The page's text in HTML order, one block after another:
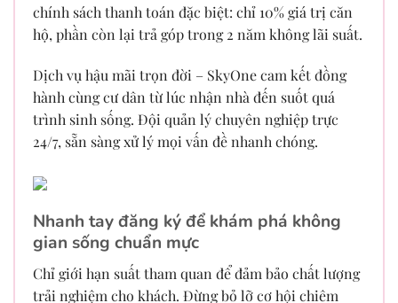
chính sách thanh toán đặc biệt: chỉ 10% giá trị căn
hộ, phần còn lại trả góp trong 2 năm không lãi suất.
Dịch vụ hậu mãi trọn đời – SkyOne cam kết đồng
hành cùng cư dân từ lúc nhận nhà đến suốt quá
trình sinh sống. Đội quản lý chuyên nghiệp trực
24/7, sẵn sàng xử lý mọi vấn đề nhanh chóng.
Nhanh tay đăng ký để khám phá không
gian sống chuẩn mực
Chỉ giới hạn suất tham quan để đảm bảo chất lượng
trải nghiệm cho khách. Đừng bỏ lỡ cơ hội chiêm